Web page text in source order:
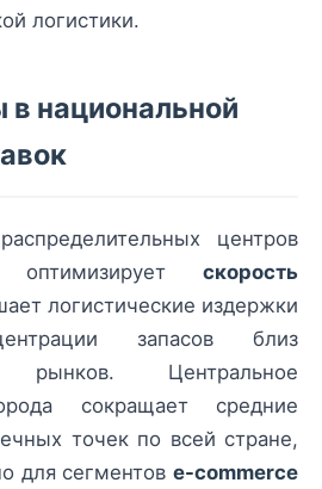
логистики.
в национальной
центров
оптимизирует скорость
логистические издержки
запасов близ
рынков. Центральное
сокращает средние
точек по всей стране,
для сегментов e-commerce